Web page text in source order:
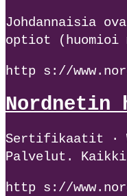
Johdannaisia
optiot (huomioi
http s://
Nordnetin
Sertifikaatit ·
Palvelut.
http s://